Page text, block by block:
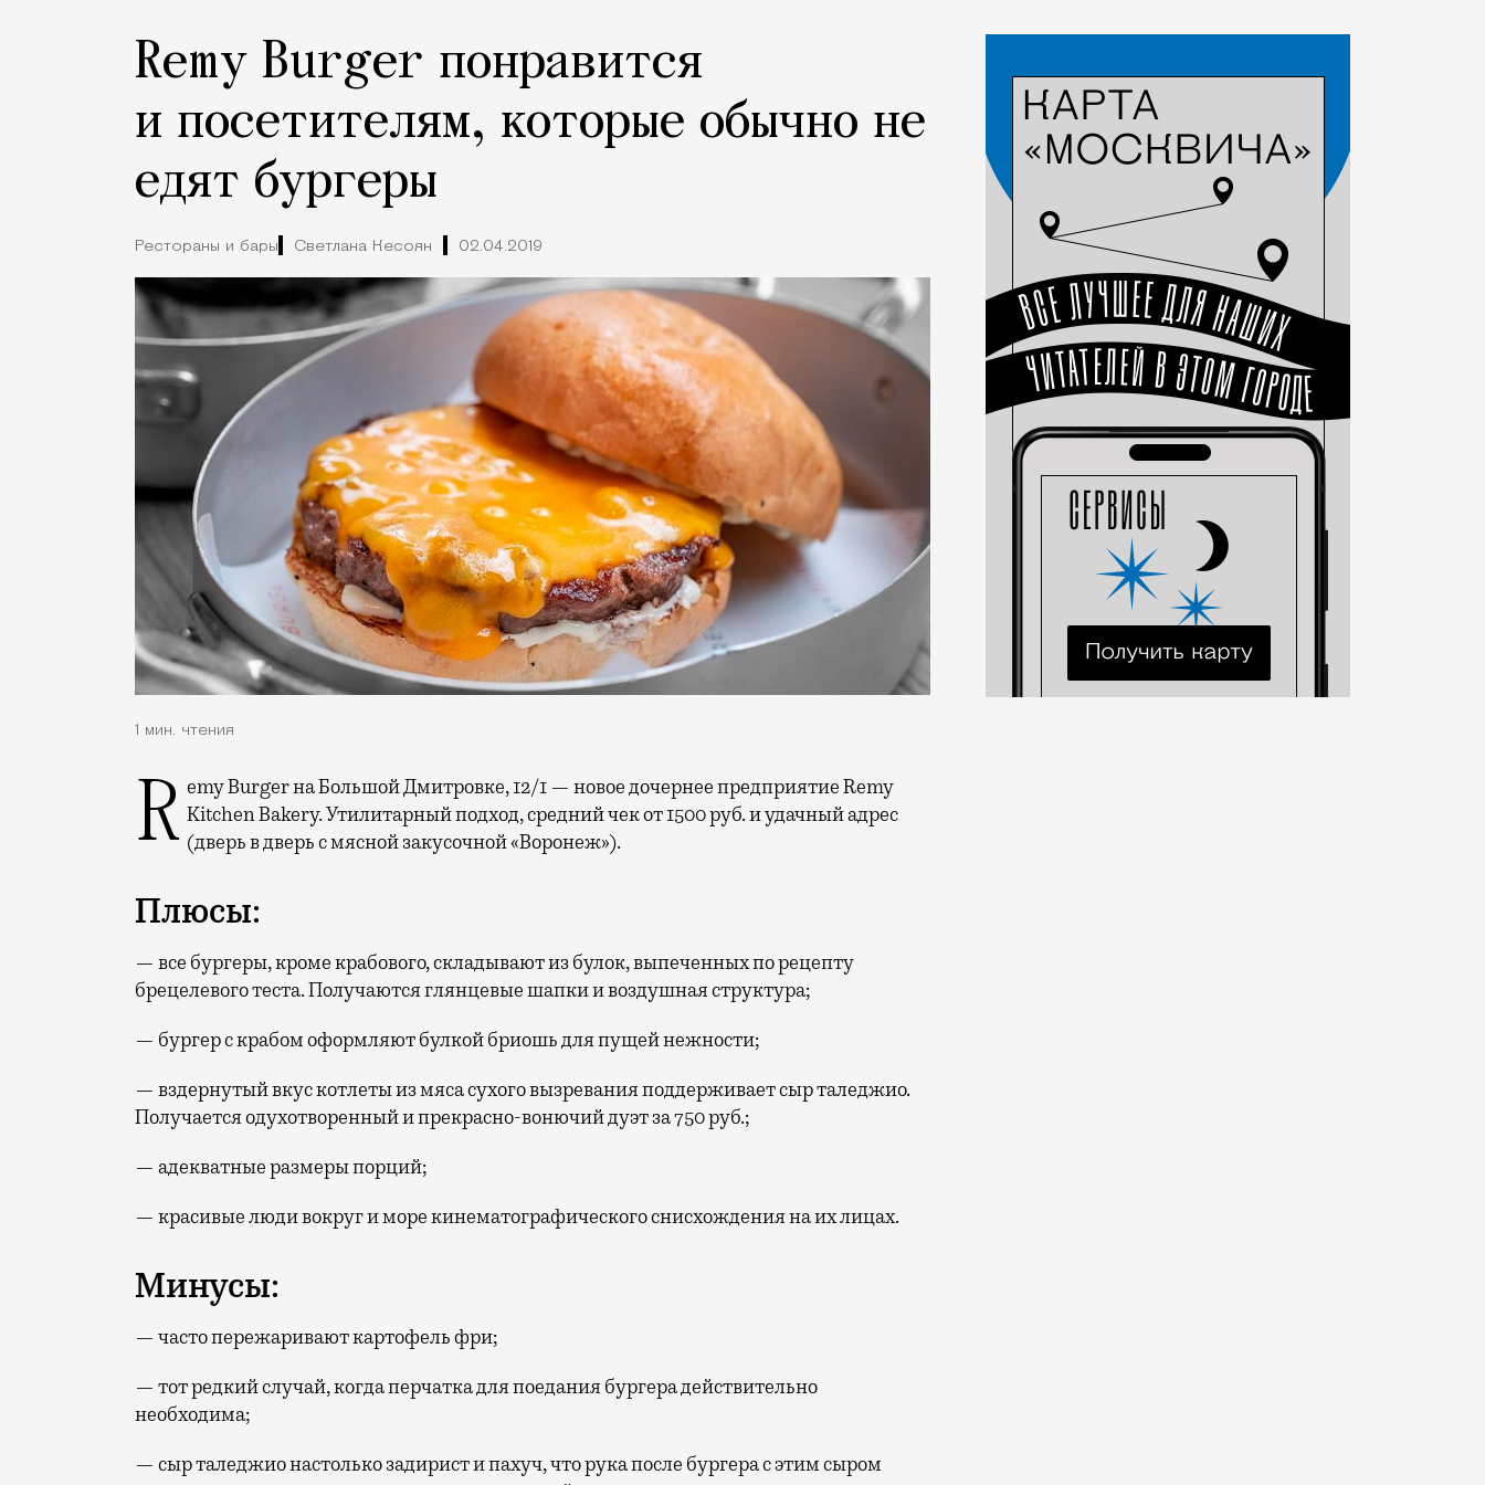
Remy Burger понравится
и посетителям, которые обычно не
едят бургеры
Рестораны и бары Светлана Кесоян 02.04.2019
1 мин. чтения
Remy Burger на Большой Дмитровке, 12/1 — новое дочернее предприятие Remy Kitchen Bakery. Утилитарный подход, средний чек от 1500 руб. и удачный адрес
(дверь в дверь с мясной закусочной «Воронеж»).
Плюсы:
— все бургеры, кроме крабового, складывают из булок, выпеченных по рецепту
брецелевого теста. Получаются глянцевые шапки и воздушная структура;
— бургер с крабом оформляют булкой бриошь для пущей нежности;
— вздернутый вкус котлеты из мяса сухого вызревания поддерживает сыр таледжио.
Получается одухотворенный и прекрасно-вонючий дуэт за 750 руб.;
— адекватные размеры порций;
— красивые люди вокруг и море кинематографического снисхождения на их лицах.
Минусы:
— часто пережаривают картофель фри;
— тот редкий случай, когда перчатка для поедания бургера действительно
необходима;
— сыр таледжио настолько задирист и пахуч, что рука после бургера с этим сыром